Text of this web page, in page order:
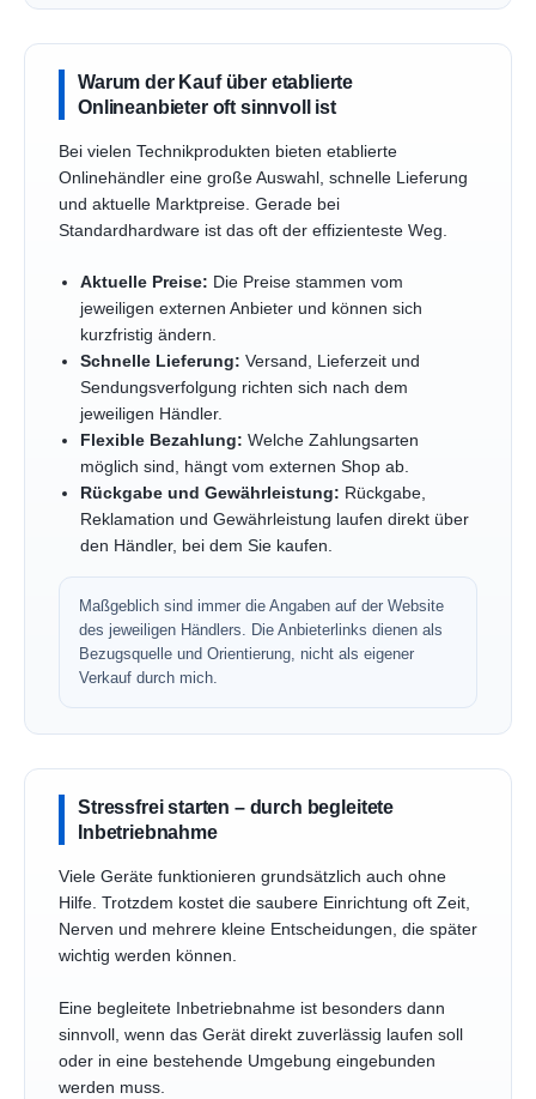
Warum der Kauf über etablierte
Onlineanbieter oft sinnvoll ist
Bei vielen Technikprodukten bieten etablierte
Onlinehändler eine große Auswahl, schnelle Lieferung
und aktuelle Marktpreise. Gerade bei
Standardhardware ist das oft der effizienteste Weg.
Aktuelle Preise: Die Preise stammen vom
jeweiligen externen Anbieter und können sich
kurzfristig ändern.
Schnelle Lieferung: Versand, Lieferzeit und
Sendungsverfolgung richten sich nach dem
jeweiligen Händler.
Flexible Bezahlung: Welche Zahlungsarten
möglich sind, hängt vom externen Shop ab.
Rückgabe und Gewährleistung: Rückgabe,
Reklamation und Gewährleistung laufen direkt über
den Händler, bei dem Sie kaufen.
Maßgeblich sind immer die Angaben auf der Website
des jeweiligen Händlers. Die Anbieterlinks dienen als
Bezugsquelle und Orientierung, nicht als eigener
Verkauf durch mich.
Stressfrei starten – durch begleitete
Inbetriebnahme
Viele Geräte funktionieren grundsätzlich auch ohne
Hilfe. Trotzdem kostet die saubere Einrichtung oft Zeit,
Nerven und mehrere kleine Entscheidungen, die später
wichtig werden können.
Eine begleitete Inbetriebnahme ist besonders dann
sinnvoll, wenn das Gerät direkt zuverlässig laufen soll
oder in eine bestehende Umgebung eingebunden
werden muss.